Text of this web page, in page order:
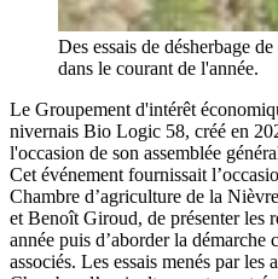
Des essais de désherbage
dans le courant de l'année.
Le Groupement d'intérêt
nivernais Bio Logic 58, créé en
l'occasion de son assemblée
Cet événement fournissait
Chambre d’agriculture de la
et Benoît Giroud, de présenter les
année puis d’aborder la démarche
associés. Les essais menés par